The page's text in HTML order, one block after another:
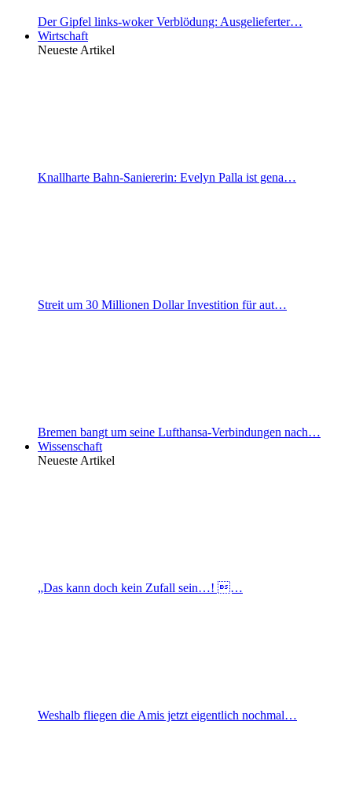
Der Gipfel links-woker Verblödung: Ausgelieferter…
Wirtschaft
Neueste Artikel
Knallharte Bahn-Saniererin: Evelyn Palla ist gena…
Streit um 30 Millionen Dollar Investition für aut…
Bremen bangt um seine Lufthansa-Verbindungen nach…
Wissenschaft
Neueste Artikel
„Das kann doch kein Zufall sein…! …
Weshalb fliegen die Amis jetzt eigentlich nochmal…